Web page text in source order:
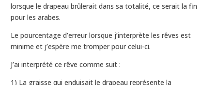
lorsque le drapeau brûlerait dans sa totalité, ce serait la fin
pour les arabes.
Le pourcentage d’erreur lorsque j’interprète les rêves est
minime et j’espère me tromper pour celui-ci.
J’ai interprété ce rêve comme suit :
1) La graisse qui enduisait le drapeau représente la